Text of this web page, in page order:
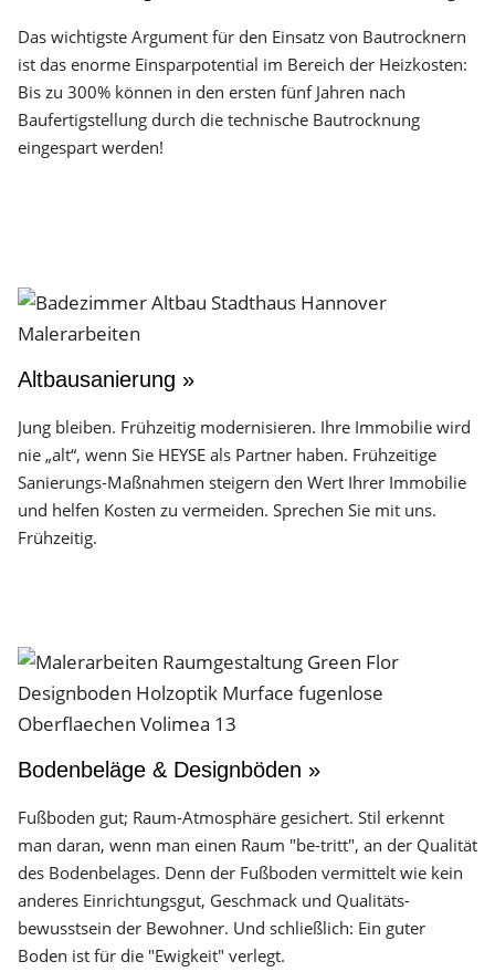
Das wichtigste Argument für den Einsatz von Bautrocknern
ist das enorme Einsparpotential im Bereich der Heizkosten:
Bis zu 300% können in den ersten fünf Jahren nach
Baufertigstellung durch die technische Bautrocknung
eingespart werden!
Altbausanierung »
Jung bleiben. Frühzeitig modernisieren. Ihre Immobilie wird
nie „alt“, wenn Sie HEYSE als Partner haben. Frühzeitige
Sanierungs-Maßnahmen steigern den Wert Ihrer Immobilie
und helfen Kosten zu vermeiden. Sprechen Sie mit uns.
Frühzeitig.
Bodenbeläge & Designböden »
Fußboden gut; Raum-Atmosphäre gesichert. Stil erkennt
man daran, wenn man einen Raum "be-tritt", an der Qualität
des Boden­belages. Denn der Fuß­boden vermittelt wie kein
anderes Einrichtungs­gut, Geschmack und Qualitäts­
bewusstsein der Bewohner. Und schließlich: Ein guter
Boden ist für die "Ewigkeit" verlegt.